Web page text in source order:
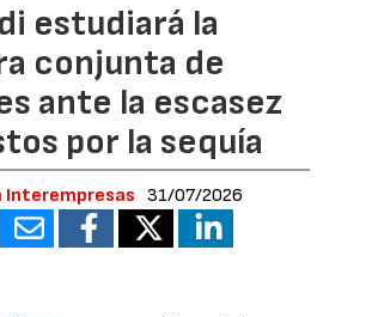
estudiará la
conjunta de
ante la escasez
por la sequía
Interempresas 31/07/2026